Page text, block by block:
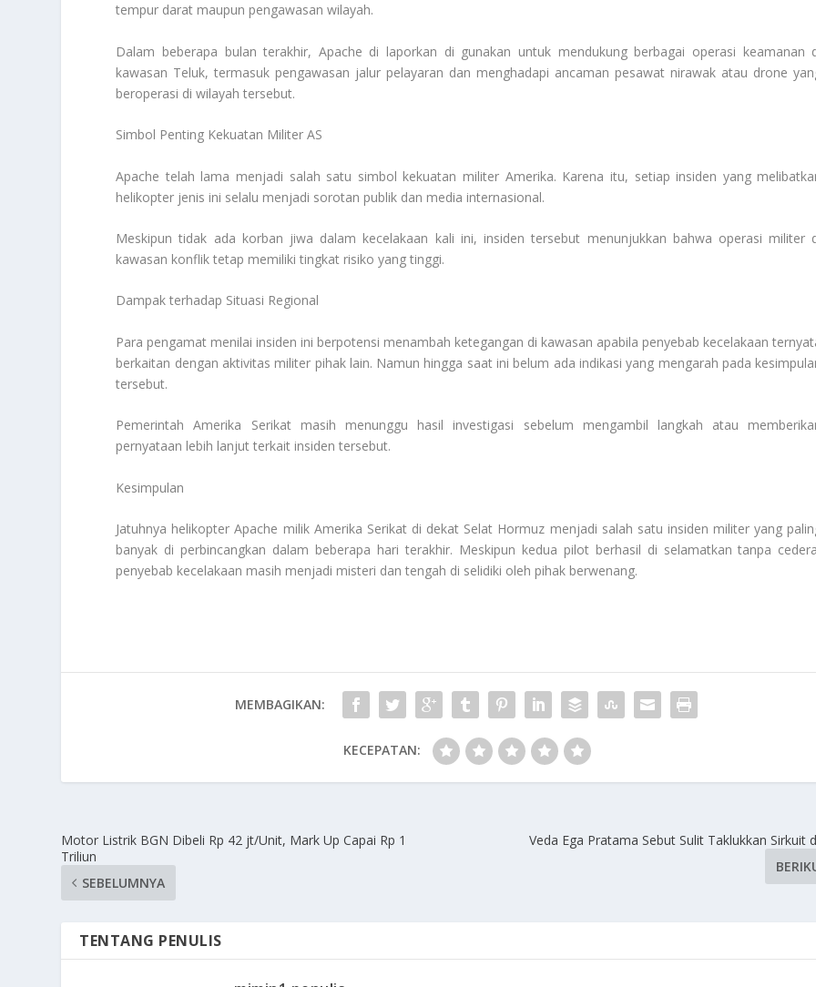
tempur darat maupun pengawasan wilayah.
Dalam beberapa bulan terakhir, Apache di laporkan di gunakan untuk mendukung berbagai operasi keamanan
kawasan Teluk, termasuk pengawasan jalur pelayaran dan menghadapi ancaman pesawat nirawak atau drone
beroperasi di wilayah tersebut.
Simbol Penting Kekuatan Militer AS
Apache telah lama menjadi salah satu simbol kekuatan militer Amerika. Karena itu, setiap insiden yang
helikopter jenis ini selalu menjadi sorotan publik dan media internasional.
Meskipun tidak ada korban jiwa dalam kecelakaan kali ini, insiden tersebut menunjukkan bahwa operasi militer
kawasan konflik tetap memiliki tingkat risiko yang tinggi.
Dampak terhadap Situasi Regional
Para pengamat menilai insiden ini berpotensi menambah ketegangan di kawasan apabila penyebab kecelakaan
berkaitan dengan aktivitas militer pihak lain. Namun hingga saat ini belum ada indikasi yang mengarah pada
tersebut.
Pemerintah Amerika Serikat masih menunggu hasil investigasi sebelum mengambil langkah atau
pernyataan lebih lanjut terkait insiden tersebut.
Kesimpulan
Jatuhnya helikopter Apache milik Amerika Serikat di dekat Selat Hormuz menjadi salah satu insiden militer yang
banyak di perbincangkan dalam beberapa hari terakhir. Meskipun kedua pilot berhasil di selamatkan tanpa
penyebab kecelakaan masih menjadi misteri dan tengah di selidiki oleh pihak berwenang.
MEMBAGIKAN:
KECEPATAN:
Motor Listrik BGN Dibeli Rp 42 jt/Unit, Mark Up Capai Rp 1
Triliun
SEBELUMNYA
Veda Ega Pratama Sebut Sulit Taklukkan Sirkuit
TENTANG PENULIS